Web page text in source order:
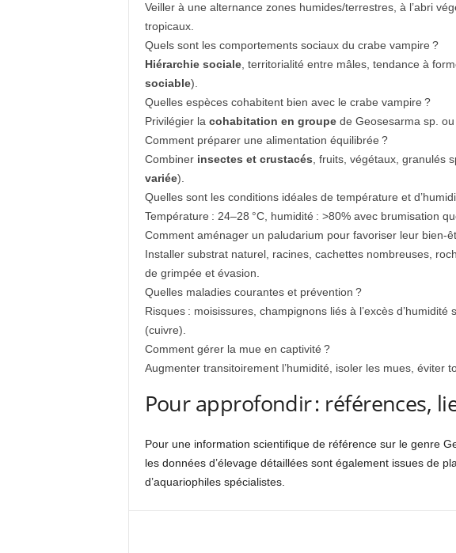
Veiller à une alternance zones humides/terrestres, à l’abri
tropicaux.
Quels sont les comportements sociaux du crabe vampire ?
Hiérarchie sociale, territorialité entre mâles, tendance à
sociable).
Quelles espèces cohabitent bien avec le crabe vampire ?
Privilégier la cohabitation en groupede Geosesarma sp. ou
Comment préparer une alimentation équilibrée ?
Combiner insectes et crustacés , fruits, végétaux, granulés
variée).
Quelles sont les conditions idéales de température et
Température : 24–28 °C, humidité : >80% avec brumisation
Comment aménager un paludarium pour favoriser leur bien-
Installer substrat naturel, racines, cachettes nombreuses,
de grimpée et évasion.
Quelles maladies courantes et prévention ?
Risques : moisissures, champignons liés à l’excès
(cuivre).
Comment gérer la mue en captivité ?
Augmenter transitoirement l’humidité, isoler les mues, éviter
Pour approfondir : références,
Pour une information scientifique de référence sur le genre
les données d’élevage détaillées sont également issues de
d’aquariophiles spécialistes.